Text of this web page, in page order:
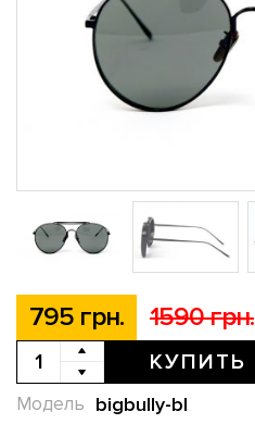
795 грн. 1590 грн.
КУПИТЬ
bigbully-bl
Модель